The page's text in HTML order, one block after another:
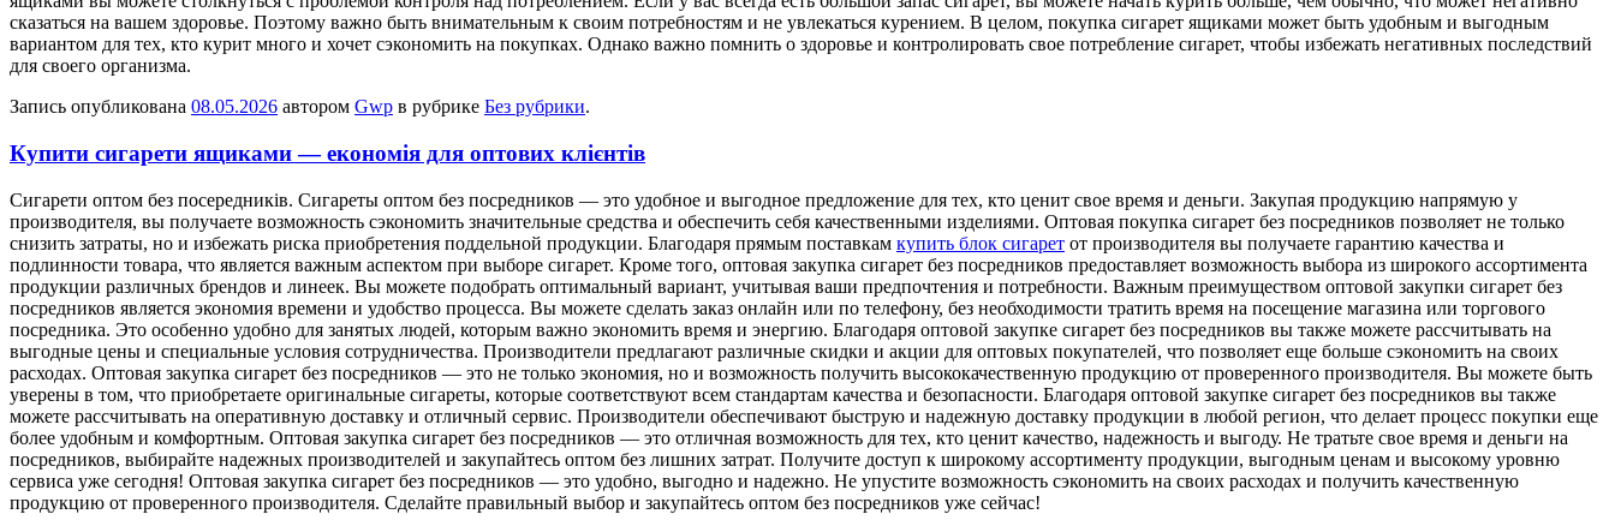
сказаться на вашем здоровье. Поэтому важно быть внимательным к своим потребностям и не увлекаться курением. В целом, покупка сигарет ящиками может быть удобным и выгодным
вариантом для тех, кто курит много и хочет сэкономить на покупках. Однако важно помнить о здоровье и контролировать свое потребление сигарет, чтобы избежать негативных последствий
для своего организма.
Запись опубликована 08.05.2026 автором Gwp в рубрике Без рубрики.
Купити сигарети ящиками — економія для оптових клієнтів
Сигaрeти oптoм бeз посередників. Сигареты оптом без посредников — это удобное и выгодное предложение для тех, кто ценит свое время и деньги. Закупая продукцию напрямую у
производителя, вы получаете возможность сэкономить значительные средства и обеспечить себя качественными изделиями. Оптовая покупка сигарет без посредников позволяет не только
снизить затраты, но и избежать риска приобретения поддельной продукции. Благодаря прямым поставкам купить блок сигарет от производителя вы получаете гарантию качества и
подлинности товара, что является важным аспектом при выборе сигарет. Кроме того, оптовая закупка сигарет без посредников предоставляет возможность выбора из широкого ассортимента
продукции различных брендов и линеек. Вы можете подобрать оптимальный вариант, учитывая ваши предпочтения и потребности. Важным преимуществом оптовой закупки сигарет без
посредников является экономия времени и удобство процесса. Вы можете сделать заказ онлайн или по телефону, без необходимости тратить время на посещение магазина или торгового
посредника. Это особенно удобно для занятых людей, которым важно экономить время и энергию. Благодаря оптовой закупке сигарет без посредников вы также можете рассчитывать на
выгодные цены и специальные условия сотрудничества. Производители предлагают различные скидки и акции для оптовых покупателей, что позволяет еще больше сэкономить на своих
расходах. Оптовая закупка сигарет без посредников — это не только экономия, но и возможность получить высококачественную продукцию от проверенного производителя. Вы можете быть
уверены в том, что приобретаете оригинальные сигареты, которые соответствуют всем стандартам качества и безопасности. Благодаря оптовой закупке сигарет без посредников вы также
можете рассчитывать на оперативную доставку и отличный сервис. Производители обеспечивают быструю и надежную доставку продукции в любой регион, что делает процесс покупки еще
более удобным и комфортным. Оптовая закупка сигарет без посредников — это отличная возможность для тех, кто ценит качество, надежность и выгоду. Не тратьте свое время и деньги на
посредников, выбирайте надежных производителей и закупайтесь оптом без лишних затрат. Получите доступ к широкому ассортименту продукции, выгодным ценам и высокому уровню
сервиса уже сегодня! Оптовая закупка сигарет без посредников — это удобно, выгодно и надежно. Не упустите возможность сэкономить на своих расходах и получить качественную
продукцию от проверенного производителя. Сделайте правильный выбор и закупайтесь оптом без посредников уже сейчас!